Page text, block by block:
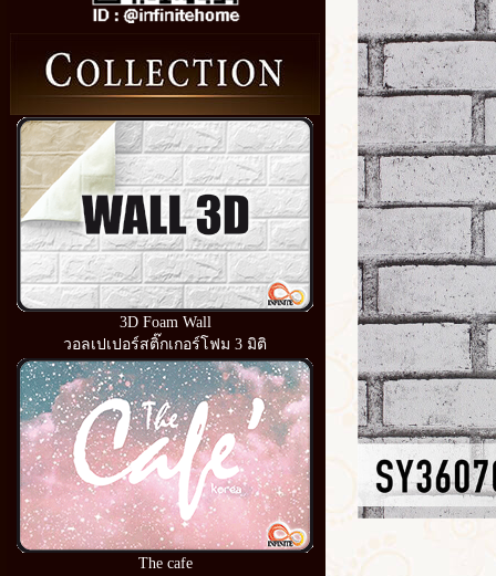
3D Foam Wall
วอลเปเปอร์สติ๊กเกอร์โฟม 3 มิติ
The cafe